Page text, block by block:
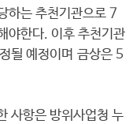
하는 추천기관으로 7
야한다. 이후 추천기관
될 예정이며 금상은 5
사항은 방위사업청 누